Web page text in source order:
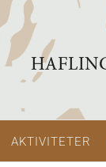
AKTIVITETER